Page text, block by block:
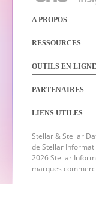
A PROPOS
RESSOURCES
OUTILS EN LIGNE
PARTENAIRES
LIENS UTILES
Stellar & Stellar
de Stellar
2026 Stellar
marques